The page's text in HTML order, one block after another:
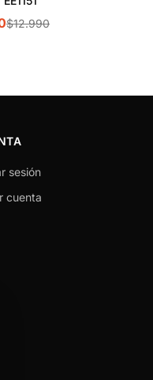
$12.990
sesión
cuenta